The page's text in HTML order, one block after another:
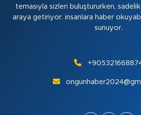
temasıyla sizleri buluştururken,
araya getiriyor. insanlara haber
sunuyor.